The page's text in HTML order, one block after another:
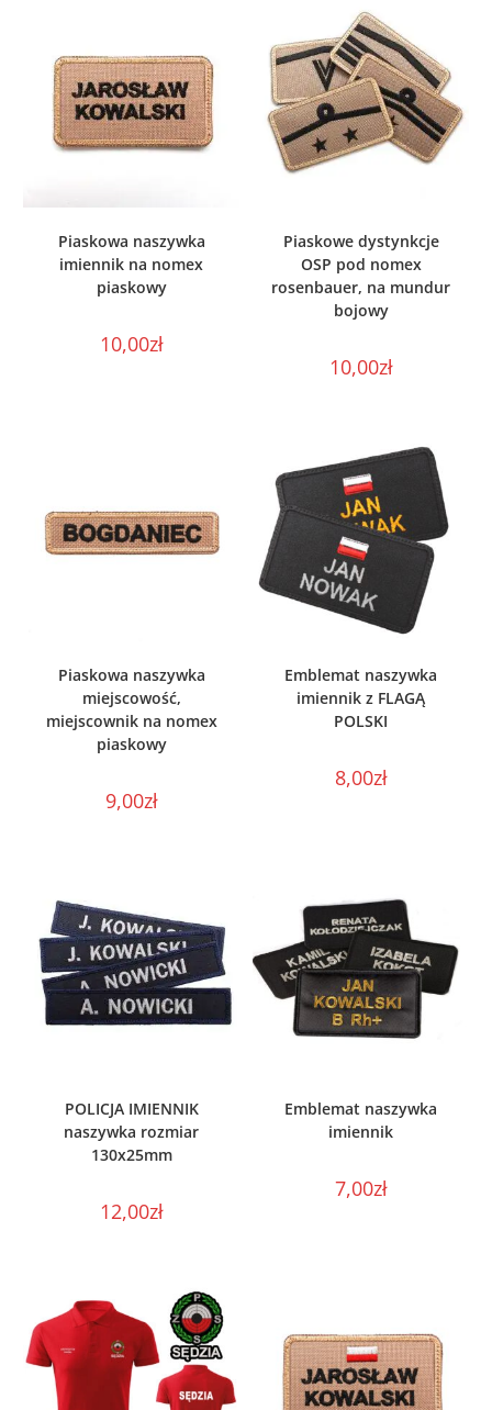
Piaskowa naszywka
imiennik na nomex
piaskowy
10,00zł
Piaskowe dystynkcje
OSP pod nomex
rosenbauer, na mundur
bojowy
10,00zł
Piaskowa naszywka
miejscowość,
miejscownik na nomex
piaskowy
9,00zł
Emblemat naszywka
imiennik z FLAGĄ
POLSKI
8,00zł
POLICJA IMIENNIK
naszywka rozmiar
130x25mm
12,00zł
Emblemat naszywka
imiennik
7,00zł